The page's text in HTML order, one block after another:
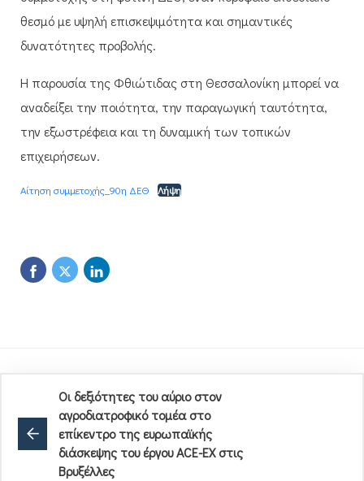
θεσμό με υψηλή επισκεψιμότητα και σημαντικές
δυνατότητες προβολής.
Η παρουσία της Φθιώτιδας στη Θεσσαλονίκη μπορεί να
αναδείξει την ποιότητα, την παραγωγική ταυτότητα,
την εξωστρέφεια και τη δυναμική των τοπικών
επιχειρήσεων.
Αίτηση συμμετοχής_90η ΔΕΘ Λήψη
Οι δεξιότητες του αύριο στον
αγροδιατροφικό τομέα στο
επίκεντρο της ευρωπαϊκής
διάσκεψης του έργου ACE-EX στις
Βρυξέλλες